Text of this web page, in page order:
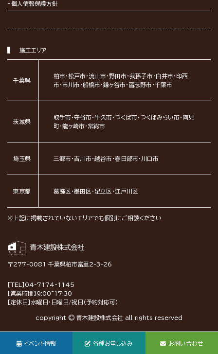
個人情報保護方針
施工エリア
千葉県
柏市・松戸市・流山市・野田市・我孫子市・白井市・印西
市・市川市・船橋市・鎌ヶ谷市・習志野市・千葉市
茨城県
取手市・守谷市・牛久市・つくば市・つくばみらい市・阿見
町・龍ヶ崎市・常総市
埼玉県 三郷市・吉川市・越谷市・春日部市・川口市
東京都 葛飾区・墨田区・足立区・江戸川区
※上記に掲載されていないエリアでも個別にご相談ください
青木建設株式会社
〒277-0081 千葉県柏市富里2-3-26
【TEL】04-7174-1145
【営業時間】9:00~17:30
【定休日】水曜日・日曜日/祝日（予約対応可）
copyright © 青木建設株式会社 all rights reserved
イベント情報 各種お申し込み お問い合わせ